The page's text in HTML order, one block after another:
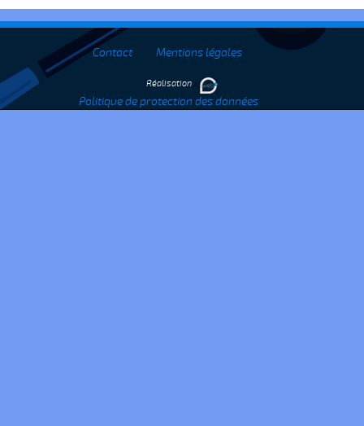
Contact Mentions légales
Politique de protection des données
Réalisation